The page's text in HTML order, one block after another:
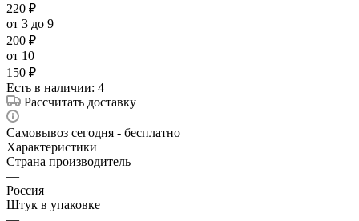
220 ₽
от 3 до 9
200 ₽
от 10
150 ₽
Есть в наличии: 4
Рассчитать доставку
Самовывоз сегодня - бесплатно
Характеристики
Страна производитель
—
Россия
Штук в упаковке